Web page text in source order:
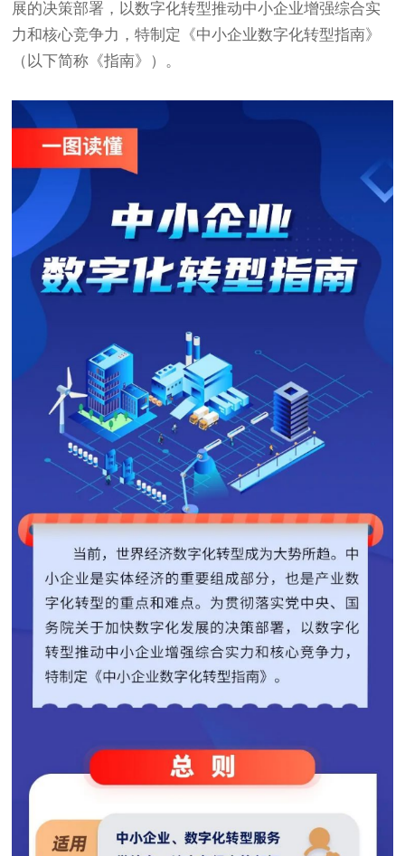
展的决策部署，以数字化转型推动中小企业增强综合实
力和核心竞争力，特制定《中小企业数字化转型指南》
（以下简称《指南》）。